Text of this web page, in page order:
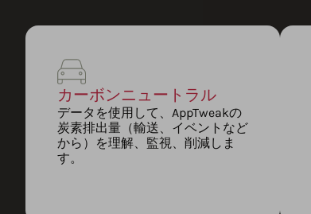
カーボンニュートラル
データを使用して、AppTweakの
炭素排出量（輸送、イベントなど
から）を理解、監視、削減しま
す。